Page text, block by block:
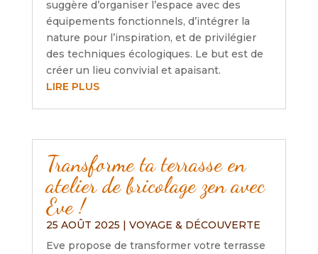
suggère d’organiser l’espace avec des
équipements fonctionnels, d’intégrer la
nature pour l’inspiration, et de privilégier
des techniques écologiques. Le but est de
créer un lieu convivial et apaisant.
LIRE PLUS
Transforme ta terrasse en
atelier de bricolage zen avec
Eve !
25 AOÛT 2025 | VOYAGE & DÉCOUVERTE
Eve propose de transformer votre terrasse